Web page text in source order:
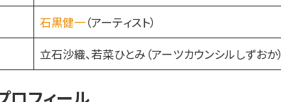
石黒健一（アーティスト）
立石沙織、若菜ひとみ（アーツカウンシルしずおか）